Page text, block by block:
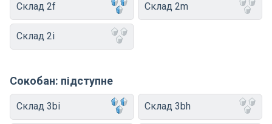
Склад 2f Склад 2m
Склад 2i
Сокобан: підступне
Склад 3bi Склад 3bh